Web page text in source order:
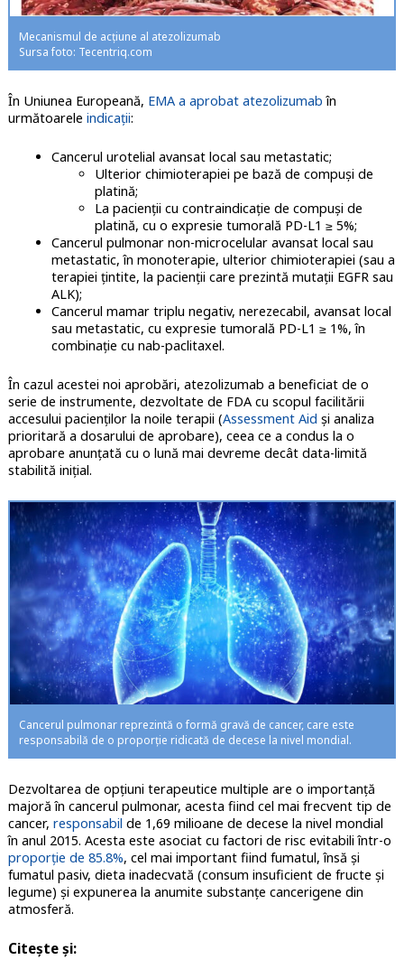
Mecanismul de acțiune al atezolizumab
Sursa foto: Tecentriq.com
În Uniunea Europeană, EMA a aprobat atezolizumab în
următoarele indicații:
Cancerul urotelial avansat local sau metastatic;
Ulterior chimioterapiei pe bază de compuși de
platină;
La pacienții cu contraindicație de compuși de
platină, cu o expresie tumorală PD-L1 ≥ 5%;
Cancerul pulmonar non-microcelular avansat local sau
metastatic, în monoterapie, ulterior chimioterapiei (sau a
terapiei țintite, la pacienții care prezintă mutații EGFR sau
ALK);
Cancerul mamar triplu negativ, nerezecabil, avansat local
sau metastatic, cu expresie tumorală PD-L1 ≥ 1%, în
combinație cu nab-paclitaxel.
În cazul acestei noi aprobări, atezolizumab a beneficiat de o
serie de instrumente, dezvoltate de FDA cu scopul facilitării
accesului pacienților la noile terapii (Assessment Aid și analiza
prioritară a dosarului de aprobare), ceea ce a condus la o
aprobare anunțată cu o lună mai devreme decât data-limită
stabilită inițial.
Cancerul pulmonar reprezintă o formă gravă de cancer, care este
responsabilă de o proporție ridicată de decese la nivel mondial.
Dezvoltarea de opțiuni terapeutice multiple are o importanță
majoră în cancerul pulmonar, acesta fiind cel mai frecvent tip de
cancer, responsabil de 1,69 milioane de decese la nivel mondial
în anul 2015. Acesta este asociat cu factori de risc evitabili într-o
proporție de 85.8%, cel mai important fiind fumatul, însă și
fumatul pasiv, dieta inadecvată (consum insuficient de fructe și
legume) și expunerea la anumite substanțe cancerigene din
atmosferă.
Citește și: